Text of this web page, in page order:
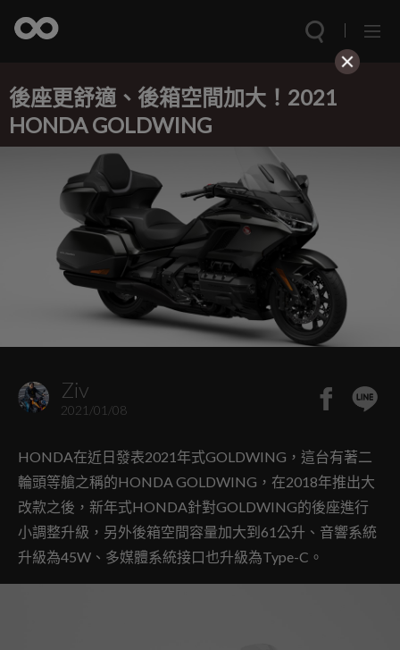
後座更舒適、後箱空間加大！2021
HONDA GOLDWING
Ziv
2021/01/08
HONDA在近日發表2021年式GOLDWING，這台有著二
輪頭等艙之稱的HONDA GOLDWING，在2018年推出大
改款之後，新年式HONDA針對GOLDWING的後座進行
小調整升級，另外後箱空間容量加大到61公升、音響系統
升級為45W、多媒體系統接口也升級為Type-C。